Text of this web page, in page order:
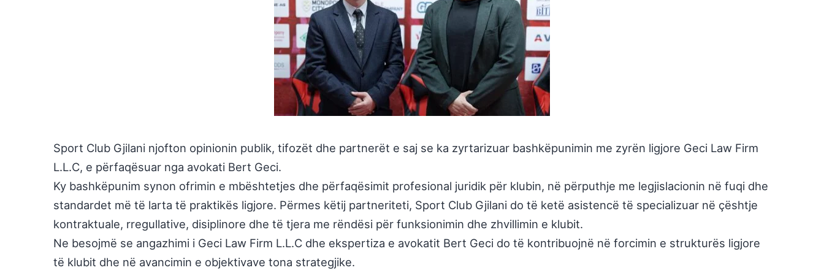
Sport Club Gjilani njofton opinionin publik, tifozët dhe partnerët e saj se ka zyrtarizuar bashkëpunimin me zyrën ligjore Geci Law Firm
L.L.C, e përfaqësuar nga avokati Bert Geci.
Ky bashkëpunim synon ofrimin e mbështetjes dhe përfaqësimit profesional juridik për klubin, në përputhje me legjislacionin në fuqi dhe
standardet më të larta të praktikës ligjore. Përmes këtij partneriteti, Sport Club Gjilani do të ketë asistencë të specializuar në çështje
kontraktuale, rregullative, disiplinore dhe të tjera me rëndësi për funksionimin dhe zhvillimin e klubit.
Ne besojmë se angazhimi i Geci Law Firm L.L.C dhe ekspertiza e avokatit Bert Geci do të kontribuojnë në forcimin e strukturës ligjore
të klubit dhe në avancimin e objektivave tona strategjike.